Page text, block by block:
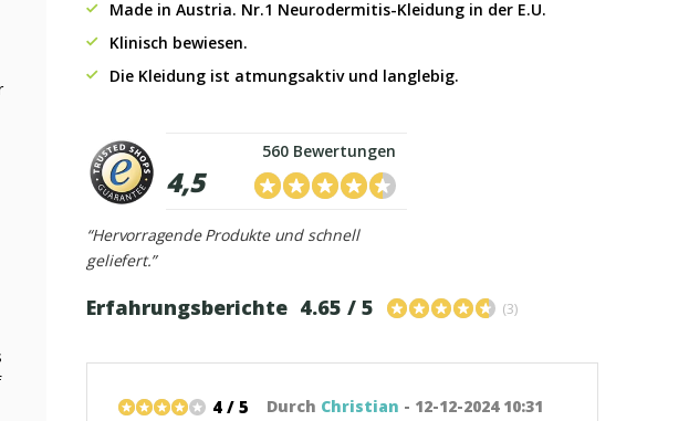
Made in Austria. Nr.1 Neurodermitis-Kleidung in der E.U.
Klinisch bewiesen.
Die Kleidung ist atmungsaktiv und langlebig.
4,5
560 Bewertungen
“Hervorragende Produkte und schnell
geliefert.”
Erfahrungsberichte 4.65 / 5 (3)
Durch Christian - 12-12-2024 10:31
4 / 5